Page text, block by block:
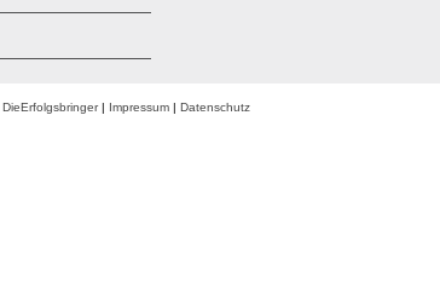
DieErfolgsbringer| Impressum | Datenschutz